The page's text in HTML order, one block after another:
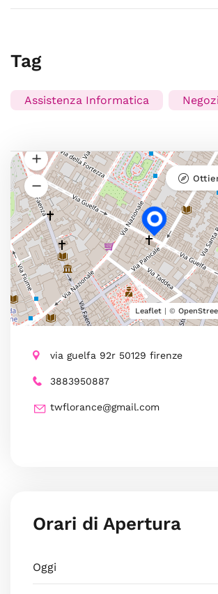
Tag
Assistenza Informatica
Leaflet | ©
via guelfa 92r 50129 firenze
3883950887
twflorance@gmail.com
Orari di Apertura
Oggi